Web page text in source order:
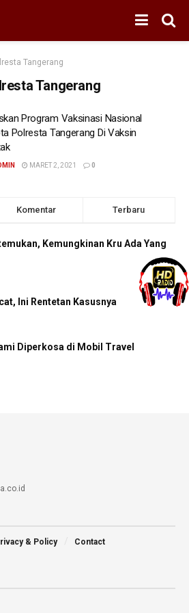
Tangerang
Tangerang
Program Vaksinasi Nasional
Polresta Tangerang Di Vaksin
MARET 2, 2021 0
Komentar Terbaru
Kemungkinan Kru Ada Yang
Ini Rentetan Kasusnya
Diperkosa di Mobil Travel
& Policy Contact